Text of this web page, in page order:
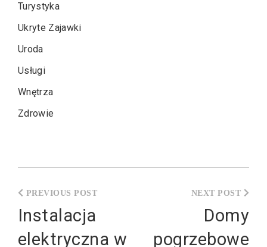
Turystyka
Ukryte Zajawki
Uroda
Usługi
Wnętrza
Zdrowie
wpisu
Instalacja
elektryczna w
Domy
pogrzebowe